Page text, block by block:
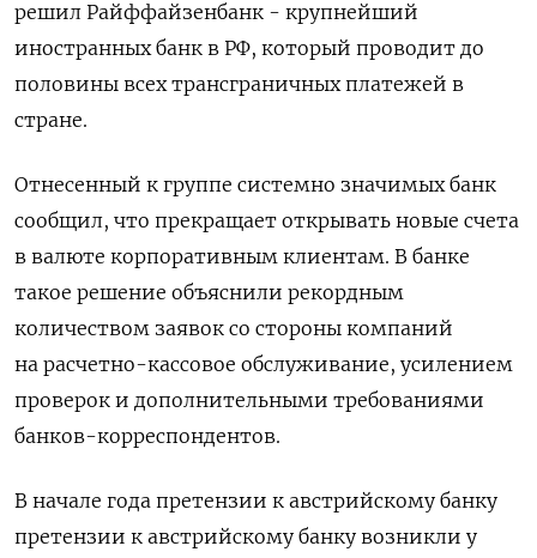
решил Райффайзенбанк - крупнейший
иностранных банк в РФ, который проводит до
половины всех трансграничных платежей в
стране.
Отнесенный к группе системно значимых банк
сообщил, что прекращает открывать новые счета
в валюте корпоративным клиентам. В банке
такое решение объяснили рекордным
количеством заявок со стороны компаний
на расчетно-кассовое обслуживание, усилением
проверок и дополнительными требованиями
банков-корреспондентов.
В начале года претензии к австрийскому банку
претензии к австрийскому банку возникли у